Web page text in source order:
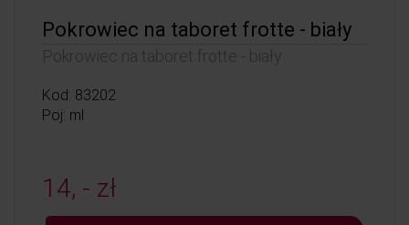
Pokrowiec na taboret frotte - biały
Pokrowiec na taboret frotte - biały
Kod: 83202
Poj: ml
14, - zł